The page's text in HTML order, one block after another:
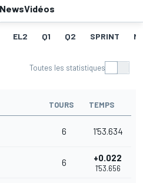
NewsVidéos
EL2 Q1 Q2 SPRINT
Toutes les statistiques
TOURS TEMPS
6 1'53.634
6 +0.022
1'53.656